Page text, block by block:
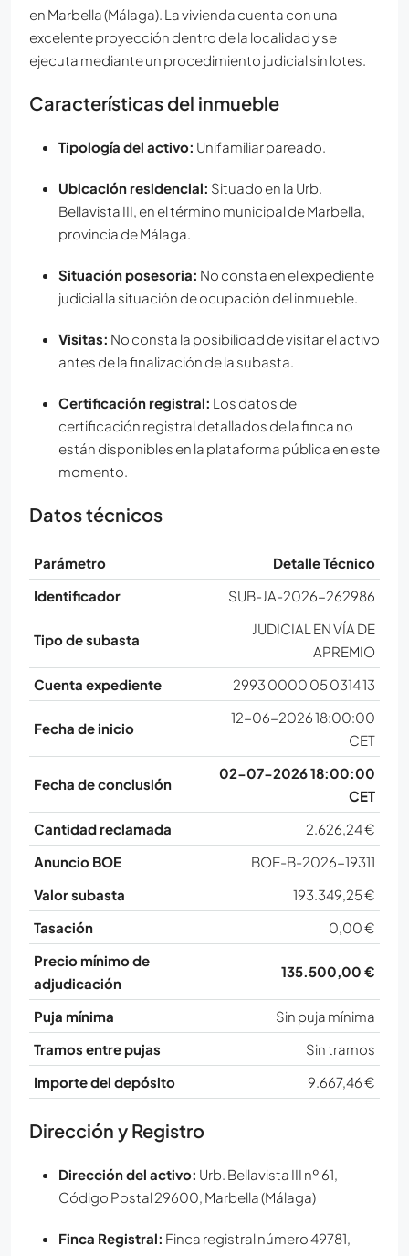
en Marbella (Málaga). La vivienda cuenta con una
excelente proyección dentro de la localidad y se
ejecuta mediante un procedimiento judicial sin lotes.
Características del inmueble
Tipología del activo: Unifamiliar pareado.
Ubicación residencial: Situado en la Urb.
Bellavista III, en el término municipal de Marbella,
provincia de Málaga.
Situación posesoria: No consta en el expediente
judicial la situación de ocupación del inmueble.
Visitas: No consta la posibilidad de visitar el activo
antes de la finalización de la subasta.
Certificación registral: Los datos de
certificación registral detallados de la finca no
están disponibles en la plataforma pública en este
momento.
Datos técnicos
Parámetro
Detalle Técnico
Identificador
SUB-JA-2026-262986
Tipo de subasta
JUDICIAL EN VÍA DE
APREMIO
Cuenta expediente
2993 0000 05 0314 13
Fecha de inicio
12-06-2026 18:00:00
CET
Fecha de conclusión
02-07-2026 18:00:00
CET
Cantidad reclamada
2.626,24 €
Anuncio BOE
BOE-B-2026-19311
Valor subasta
193.349,25 €
Tasación
0,00 €
Precio mínimo de
adjudicación
135.500,00 €
Puja mínima
Sin puja mínima
Tramos entre pujas
Sin tramos
Importe del depósito
9.667,46 €
Dirección y Registro
Dirección del activo: Urb. Bellavista III nº 61,
Código Postal 29600, Marbella (Málaga)
Finca Registral: Finca registral número 49781,